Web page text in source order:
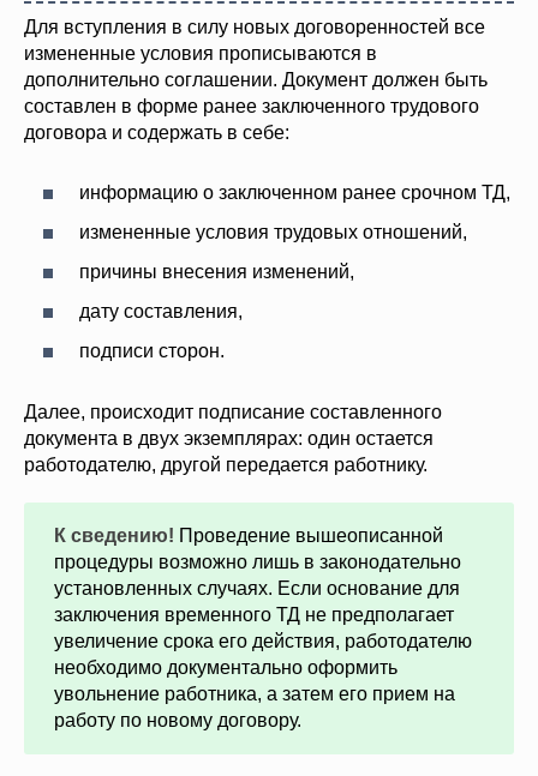
Для вступления в силу новых договоренностей все
измененные условия прописываются в
дополнительно соглашении. Документ должен быть
составлен в форме ранее заключенного трудового
договора и содержать в себе:
информацию о заключенном ранее срочном ТД,
измененные условия трудовых отношений,
причины внесения изменений,
дату составления,
подписи сторон.
Далее, происходит подписание составленного
документа в двух экземплярах: один остается
работодателю, другой передается работнику.
К сведению! Проведение вышеописанной
процедуры возможно лишь в законодательно
установленных случаях. Если основание для
заключения временного ТД не предполагает
увеличение срока его действия, работодателю
необходимо документально оформить
увольнение работника, а затем его прием на
работу по новому договору.